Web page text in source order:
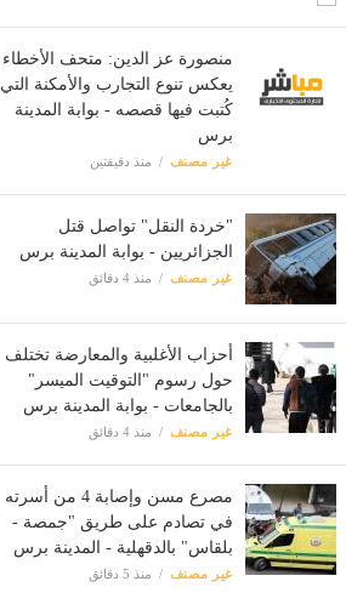
منصورة عز الدين: متحف الأخطاء
يعكس تنوع التجارب والأمكنة التي
كُتبت فيها قصصه - بوابة المدينة
برس
غير مصنف منذ دقيقتين
"خردة النقل" تواصل قتل
الجزائريين - بوابة المدينة برس
غير مصنف منذ 4 دقائق
أحزاب الأغلبية والمعارضة تختلف
حول رسوم "التوقيت الميسر"
بالجامعات - بوابة المدينة برس
غير مصنف منذ 4 دقائق
مصرع مسن وإصابة 4 من أسرته
في تصادم على طريق "جمصة -
بلقاس" بالدقهلية - المدينة برس
غير مصنف منذ 5 دقائق